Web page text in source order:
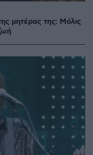
μητέρας της: Μόλις